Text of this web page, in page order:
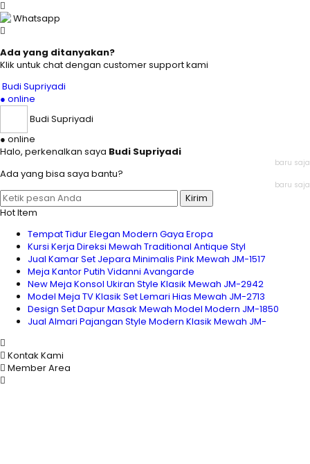
Whatsapp
Ada yang ditanyakan?
Klik untuk chat dengan customer support kami
Budi Supriyadi
● online
Budi Supriyadi
● online
Halo, perkenalkan saya Budi Supriyadi
baru saja
Ada yang bisa saya bantu?
baru saja
Kirim
Hot Item
Tempat Tidur Elegan Modern Gaya Eropa
Kursi Kerja Direksi Mewah Traditional Antique Styl
Jual Kamar Set Jepara Minimalis Pink Mewah JM-1517
Meja Kantor Putih Vidanni Avangarde
New Meja Konsol Ukiran Style Klasik Mewah JM-2942
Model Meja TV Klasik Set Lemari Hias Mewah JM-2713
Design Set Dapur Masak Mewah Model Modern JM-1850
Jual Almari Pajangan Style Modern Klasik Mewah JM-
Kontak Kami
Member Area